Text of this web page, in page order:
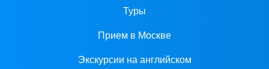
Туры
Прием в Москве
Экскурсии на английском